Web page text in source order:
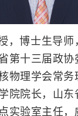
，博士生导
第十三届政协
物理学会常
院院长，山东
实验室主任，